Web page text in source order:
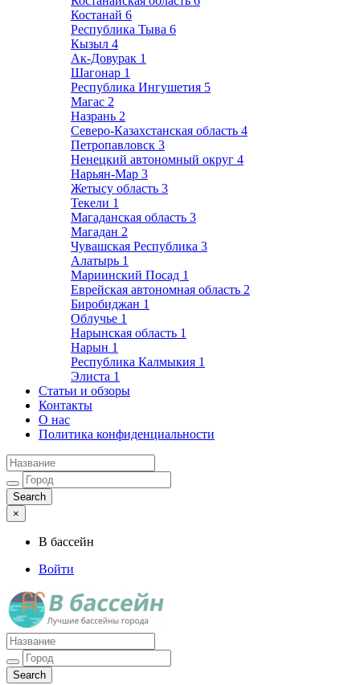
Костанай 6
Республика Тыва 6
Кызыл 4
Ак-Довурак 1
Шагонар 1
Республика Ингушетия 5
Магас 2
Назрань 2
Северо-Казахстанская область 4
Петропавловск 3
Ненецкий автономный округ 4
Нарьян-Мар 3
Жетысу область 3
Текели 1
Магаданская область 3
Магадан 2
Чувашская Республика 3
Алатырь 1
Мариинский Посад 1
Еврейская автономная область 2
Биробиджан 1
Облучье 1
Нарынская область 1
Нарын 1
Республика Калмыкия 1
Элиста 1
Статьи и обзоры
Контакты
О нас
Политика конфиденциальности
×
В бассейн
Войти
Лучшие бассейны города